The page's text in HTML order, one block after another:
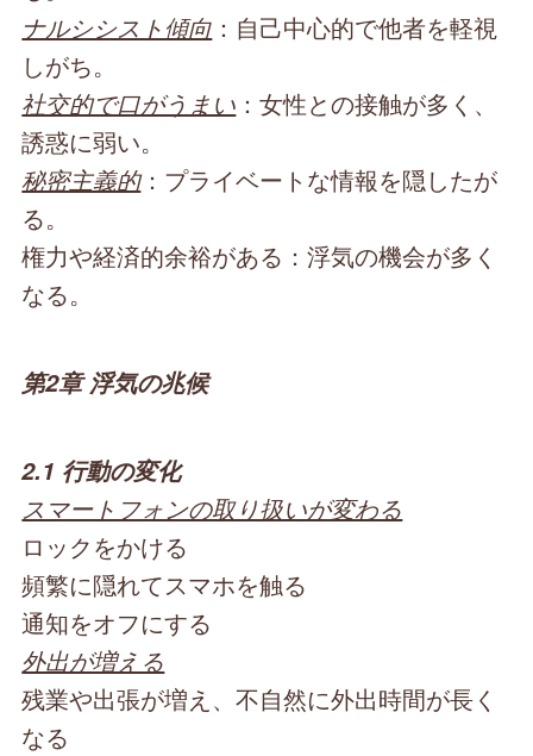
ナルシシスト傾向 ：自己中心的で他者を軽視
しがち。
社交的で口がうまい ：女性との接触が多く、
誘惑に弱い。
秘密主義的：プライベートな情報を隠したが
る。
権力や経済的余裕がある：浮気の機会が多く
なる。
第2章 浮気の兆候
2.1 行動の変化
スマートフォンの取り扱いが変わる
ロックをかける
頻繁に隠れてスマホを触る
通知をオフにする
外出が増える
残業や出張が増え、不自然に外出時間が長く
なる